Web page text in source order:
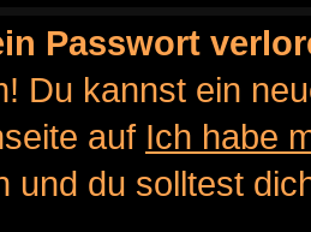
Passwort
Du kannst ein
auf Ich habe
und du solltest